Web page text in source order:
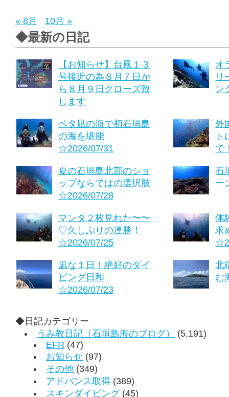
« 8月 10月 »
◆最新の日記
【お知らせ】台風１３
号接近の為８月７日か
ら８月９日クローズ致
します
オ
リ
ン
ベタ凪の海で初石垣島
の海を堪能
☆2026/07/31
外
で
夏の石垣島北部のショ
ップならではの選択肢
☆2026/07/28
石
ー
マンタ２枚見れた〜〜
♡久しぶりの連勝！
☆2026/07/25
体
求
凪な１日！絶好のダイ
ビング日和
☆2026/07/23
北
む
◆日記カテゴリー
うみ教日記（石垣島海のブログ）
(5,191)
EFR (47)
お知らせ (97)
その他 (349)
アドバンス取得 (389)
スキンダイビング(45)